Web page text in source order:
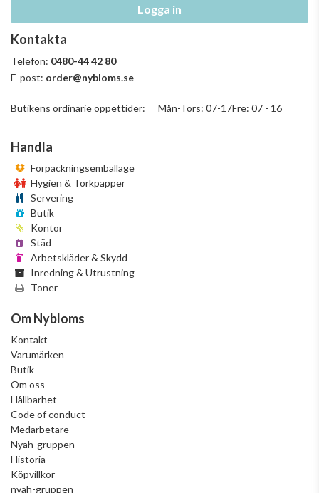
Logga in
Kontakta
Telefon: 0480-44 42 80
E-post: order@nybloms.se
Butikens ordinarie öppettider: Mån-Tors: 07-17Fre: 07 - 16
Handla
Förpackningsemballage
Hygien & Torkpapper
Servering
Butik
Kontor
Städ
Arbetskläder & Skydd
Inredning & Utrustning
Toner
Om Nybloms
Kontakt
Varumärken
Butik
Om oss
Hållbarhet
Code of conduct
Medarbetare
Nyah-gruppen
Historia
Köpvillkor
nyah-gruppen